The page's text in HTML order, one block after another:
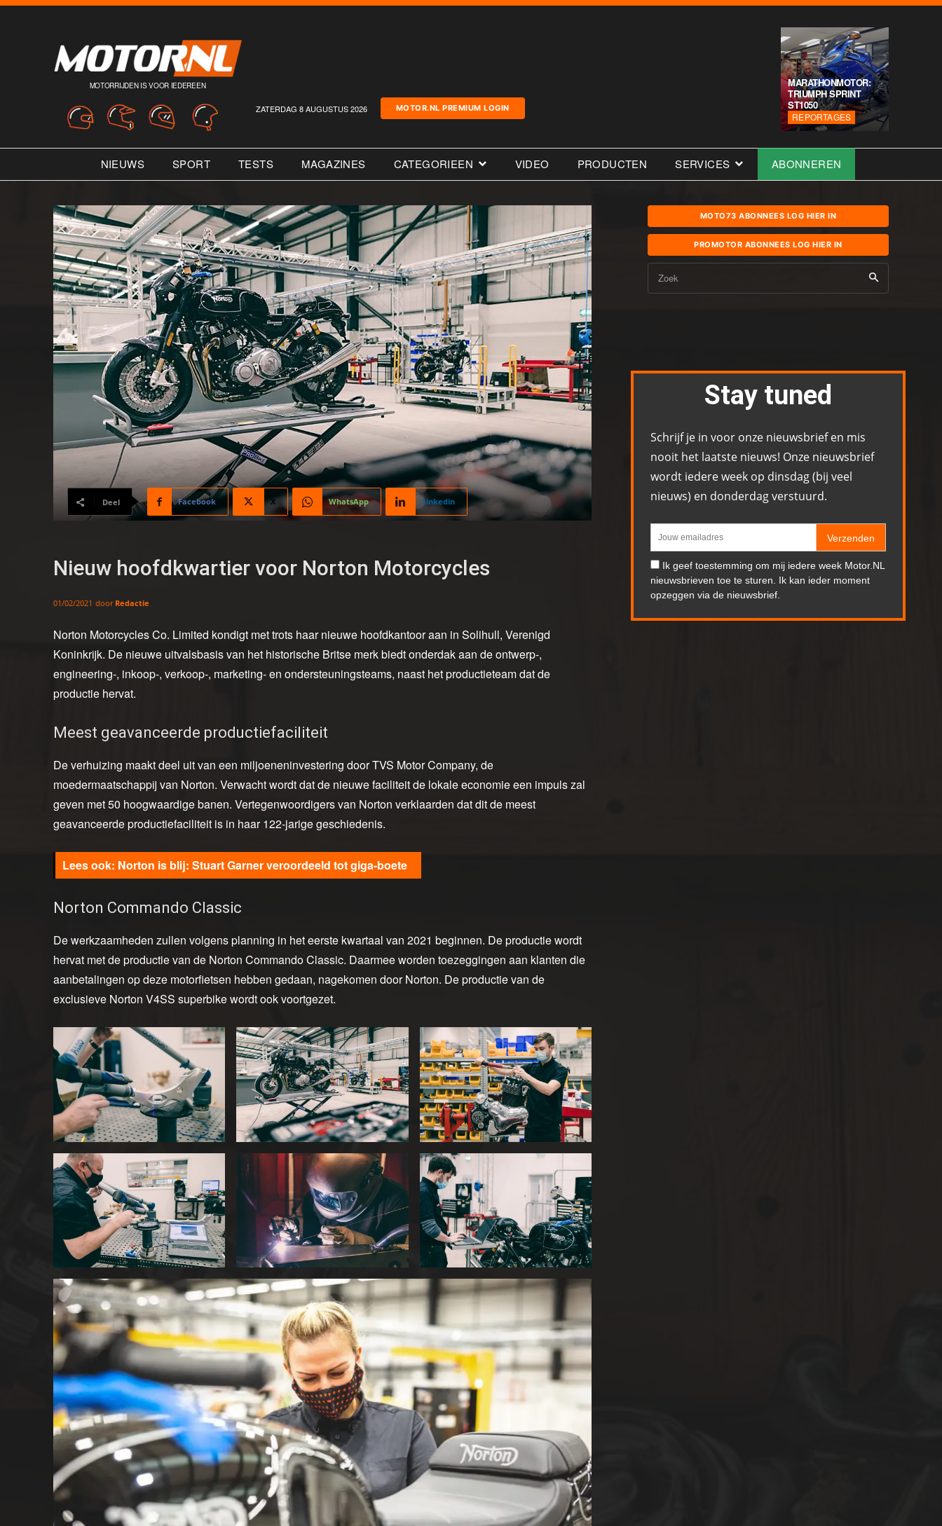
MOTORRIJDEN IS VOOR IEDEREEN
ZATERDAG 8 AUGUSTUS 2026 MOTOR.NL PREMIUM LOGIN
MARATHONMOTOR:
TRIUMPH SPRINT
ST1050
REPORTAGES
NIEUWS SPORT TESTS MAGAZINES CATEGORIEEN VIDEO PRODUCTEN SERVICES ABONNEREN
Deel Facebook X WhatsApp Linkedin
Nieuw hoofdkwartier voor Norton Motorcycles
01/02/2021 door Redactie
Norton Motorcycles Co. Limited kondigt met trots haar nieuwe hoofdkantoor aan in Solihull, Verenigd
Koninkrijk. De nieuwe uitvalsbasis van het historische Britse merk biedt onderdak aan de ontwerp-,
engineering-, inkoop-, verkoop-, marketing- en ondersteuningsteams, naast het productieteam dat de
productie hervat.
Meest geavanceerde productiefaciliteit
De verhuizing maakt deel uit van een miljoeneninvestering door TVS Motor Company, de
moedermaatschappij van Norton. Verwacht wordt dat de nieuwe faciliteit de lokale economie een impuls zal
geven met 50 hoogwaardige banen. Vertegenwoordigers van Norton verklaarden dat dit de meest
geavanceerde productiefaciliteit is in haar 122-jarige geschiedenis.
Norton is blij: Stuart Garner veroordeeld tot giga-boete
Norton Commando Classic
De werkzaamheden zullen volgens planning in het eerste kwartaal van 2021 beginnen. De productie wordt
hervat met de productie van de Norton Commando Classic. Daarmee worden toezeggingen aan klanten die
aanbetalingen op deze motorfietsen hebben gedaan, nagekomen door Norton. De productie van de
exclusieve Norton V4SS superbike wordt ook voortgezet.
MOTO73 ABONNEES LOG HIER IN
PROMOTOR ABONNEES LOG HIER IN
Zoek
Stay tuned
Schrijf je in voor onze nieuwsbrief en mis
nooit het laatste nieuws! Onze nieuwsbrief
wordt iedere week op dinsdag (bij veel
nieuws) en donderdag verstuurd.
Verzenden
Ik geef toestemming om mij iedere week Motor.NL
nieuwsbrieven toe te sturen. Ik kan ieder moment
opzeggen via de nieuwsbrief.